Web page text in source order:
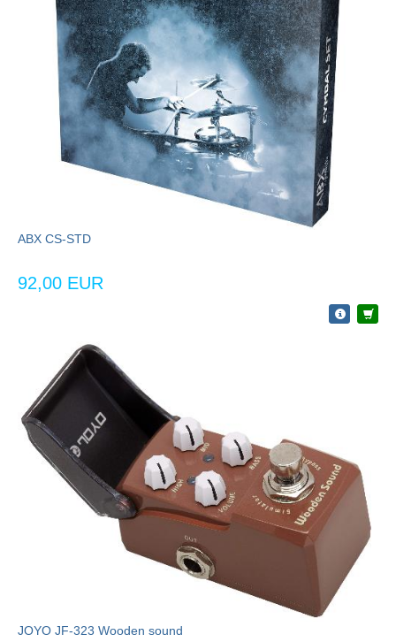
ABX CS-STD
92,00 EUR
JOYO JF-323 Wooden sound